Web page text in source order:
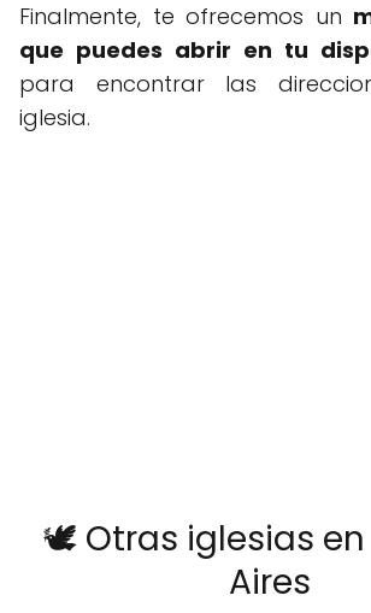
Finalmente, te ofrecemos un
que puedes abrir en tu
para encontrar las
iglesia.
🕊️ Otras iglesias en
Aires